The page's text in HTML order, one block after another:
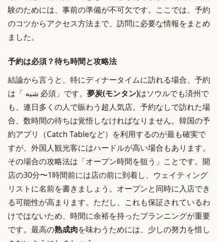
験のためには、事前の準備が不可欠です。ここでは、予約
のコツからアクセス方法まで、訪問に必要な情報をまとめ
ました。
予約は必須？待ち時間と攻略法
結論から言うと、特にディナータイムに訪れる場合、予約
は「 شبه 必須」です。 夢炭(モンタン)はソウルでも済州で
も、連日多くの人で賑わう超人気店。予約なしで訪れた場
合、数時間の待ちは覚悟しなければなりません。韓国の予
約アプリ（Catch Tableなど）を利用するのが最も確実で
すが、外国人観光客にはハードルが高い場合もあります。
その場合の攻略法は「オープン時間を狙う」ことです。開
店の30分〜1時間前には店の前に到着し、ウェイティング
リストに名前を書きましょう。オープンと同時に入店でき
る可能性が高まります。ただし、これも保証されているわ
けではないため、時間に余裕を持ったプランニングが重要
です。最高の熟成肉を味わうためには、少しの努力を惜し